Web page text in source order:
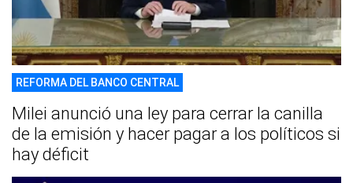
REFORMA DEL BANCO CENTRAL
Milei anunció una ley para cerrar la canilla
de la emisión y hacer pagar a los políticos si
hay déficit